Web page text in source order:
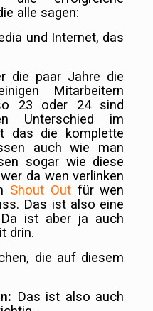
alle sagen:
und Internet, das
die paar Jahre die
Mitarbeitern
23 oder 24 sind
Unterschied im
das die komplette
auch wie man
sogar wie diese
da wen verlinken
Shout Outfür wen
Das ist also eine
ist aber ja auch
drin.
die auf diesem
Das ist also auch